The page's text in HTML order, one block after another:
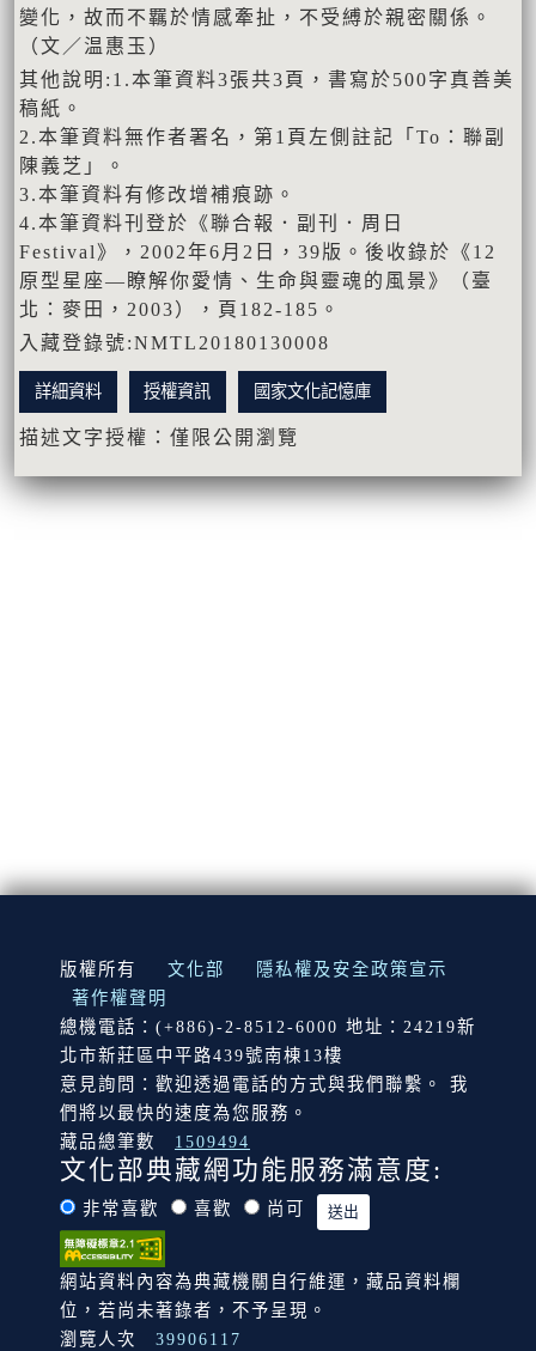
變化，故而不羈於情感牽扯，不受縛於親密關係。
（文／温惠玉）
其他說明:1.本筆資料3張共3頁，書寫於500字真善美
稿紙。
2.本筆資料無作者署名，第1頁左側註記「To：聯副
陳義芝」。
3.本筆資料有修改增補痕跡。
4.本筆資料刊登於《聯合報．副刊．周日
Festival》，2002年6月2日，39版。後收錄於《12
原型星座—瞭解你愛情、生命與靈魂的風景》（臺
北：麥田，2003），頁182-185。
入藏登錄號:NMTL20180130008
詳細資料 授權資訊 國家文化記憶庫
描述文字授權：僅限公開瀏覽
:::
版權所有 文化部
隱私權及安全政策宣示
著作權聲明
總機電話：(+886)-2-8512-6000 地址：24219新
北市新莊區中平路439號南棟13樓
意見詢問：歡迎透過電話的方式與我們聯繫。 我
們將以最快的速度為您服務。
藏品總筆數
1509494
文化部典藏網功能服務滿意度:
非常喜歡 喜歡 尚可
網站資料內容為典藏機關自行維運，藏品資料欄
位，若尚未著錄者，不予呈現。
瀏覽人次
39906117